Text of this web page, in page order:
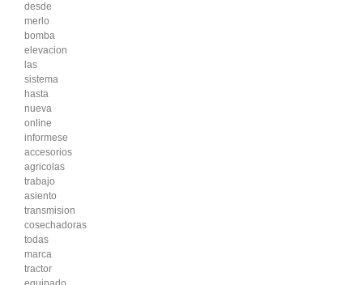
desde
merlo
bomba
elevacion
las
sistema
hasta
nueva
online
informese
accesorios
agricolas
trabajo
asiento
transmision
cosechadoras
todas
marca
tractor